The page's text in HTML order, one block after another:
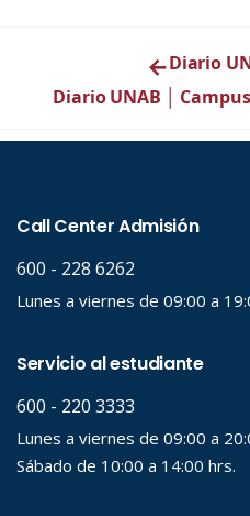
←Diario
Diario UNAB │